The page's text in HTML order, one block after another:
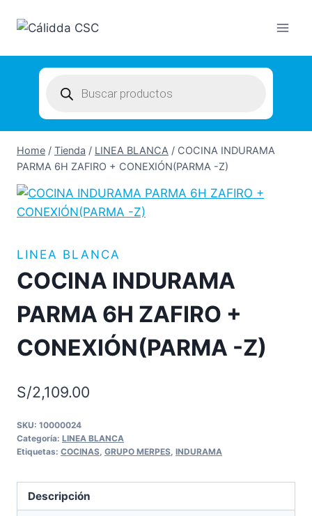
search
Home / Tienda / LINEA BLANCA / COCINA INDURAMA
PARMA 6H ZAFIRO + CONEXIÓN(PARMA -Z)
LINEA BLANCA
COCINA INDURAMA
PARMA 6H ZAFIRO +
CONEXIÓN(PARMA -Z)
S/2,109.00
SKU: 10000024
Categoría: LINEA BLANCA
Etiquetas: COCINAS GRUPO MERPES INDURAMA
Descripción